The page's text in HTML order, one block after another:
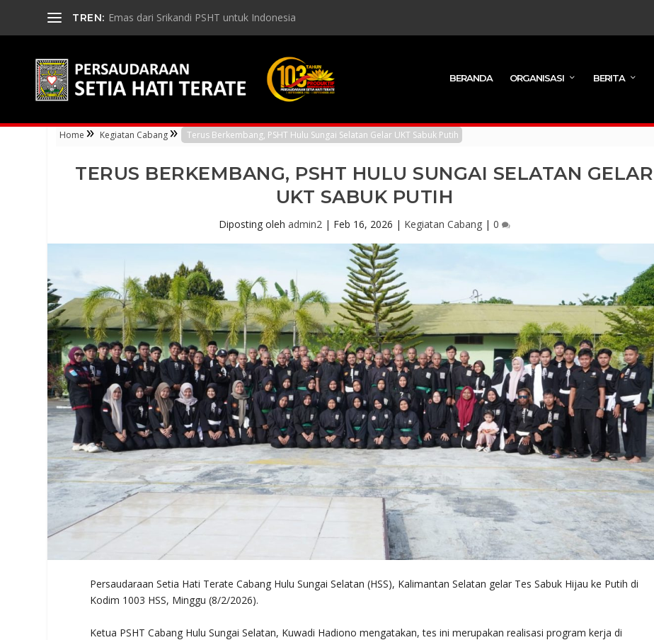
TREN: Emas dari Srikandi PSHT untuk Indonesia
BERANDA ORGANISASI BERITA
Home » Kegiatan Cabang» Terus Berkembang, PSHT Hulu Sungai Selatan Gelar UKT Sabuk Putih
TERUS BERKEMBANG, PSHT HULU SUNGAI SELATAN GELAR
UKT SABUK PUTIH
Diposting oleh admin2 | Feb 16, 2026 | Kegiatan Cabang| 0
Persaudaraan Setia Hati Terate Cabang Hulu Sungai Selatan (HSS), Kalimantan Selatan gelar Tes Sabuk Hijau ke Putih di
Kodim 1003 HSS, Minggu (8/2/2026).
Ketua PSHT Cabang Hulu Sungai Selatan, Kuwadi Hadiono mengatakan, tes ini merupakan realisasi program kerja di